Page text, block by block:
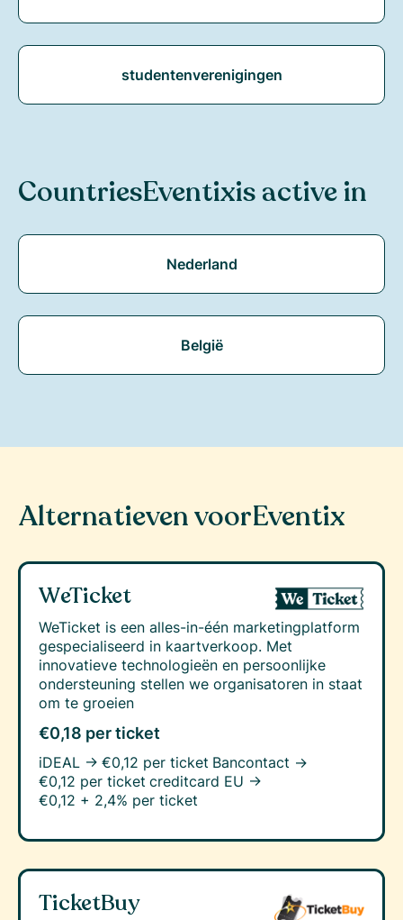
studentenverenigingen
CountriesEventixis active in
Nederland
België
Alternatieven voorEventix
WeTicket
WeTicket is een alles-in-één marketingplatform
gespecialiseerd in kaartverkoop. Met
innovatieve technologieën en persoonlijke
ondersteuning stellen we organisatoren in staat
om te groeien
€0,18 per ticket
iDEAL → €0,12 per ticket Bancontact →
€0,12 per ticket creditcard EU →
€0,12 + 2,4% per ticket
TicketBuy